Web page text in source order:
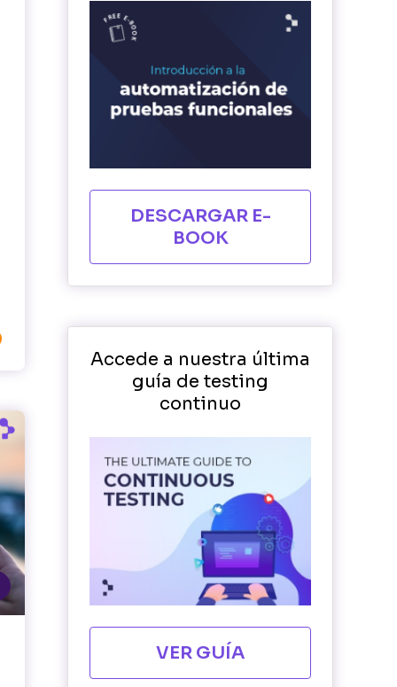
DESCARGAR E-
BOOK
Accede a nuestra última
guía de testing
continuo
VER GUÍA